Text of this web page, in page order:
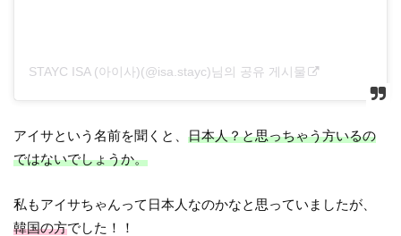
STAYC ISA (아이사)(@isa.stayc)님의 공유 게시물
アイサという名前を聞くと、日本人？と思っちゃう方いるの
ではないでしょうか。
私もアイサちゃんって日本人なのかなと思っていましたが、
韓国の方でした！！